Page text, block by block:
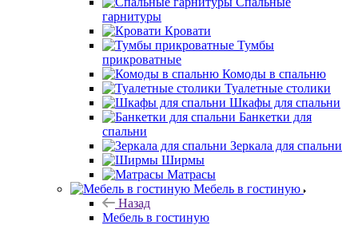
гарнитуры
Кровати
Тумбы
прикроватные
Комоды в спальню
Туалетные столики
Шкафы для спальни
Банкетки для
спальни
Зеркала для спальни
Ширмы
Матрасы
Мебель в гостиную
Назад
Мебель в гостиную